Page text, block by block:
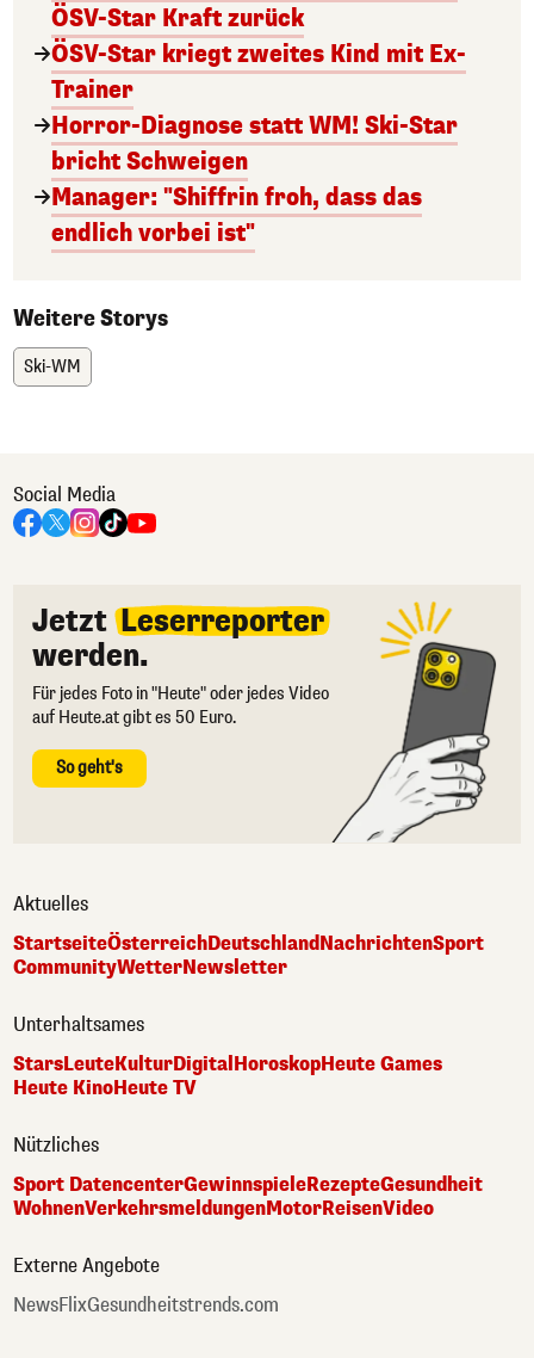
ÖSV-Star Kraft zurück
ÖSV-Star kriegt zweites Kind mit Ex-
Trainer
Horror-Diagnose statt WM! Ski-Star
bricht Schweigen
Manager: "Shiffrin froh, dass das
endlich vorbei ist"
Weitere Storys
Ski-WM
Social Media
Jetzt Leserreporter
werden.
Für jedes Foto in "Heute" oder jedes Video
auf Heute.at gibt es 50 Euro.
So geht's
Aktuelles
StartseiteÖsterreichDeutschlandNachrichtenSport
CommunityWetterNewsletter
Unterhaltsames
StarsLeuteKulturDigital HoroskopHeute Games
Heute KinoHeute TV
Nützliches
Sport DatencenterGewinnspieleRezepteGesundheit
WohnenVerkehrsmeldungenMotorReisenVideo
Externe Angebote
NewsFlixGesundheitstrends.com